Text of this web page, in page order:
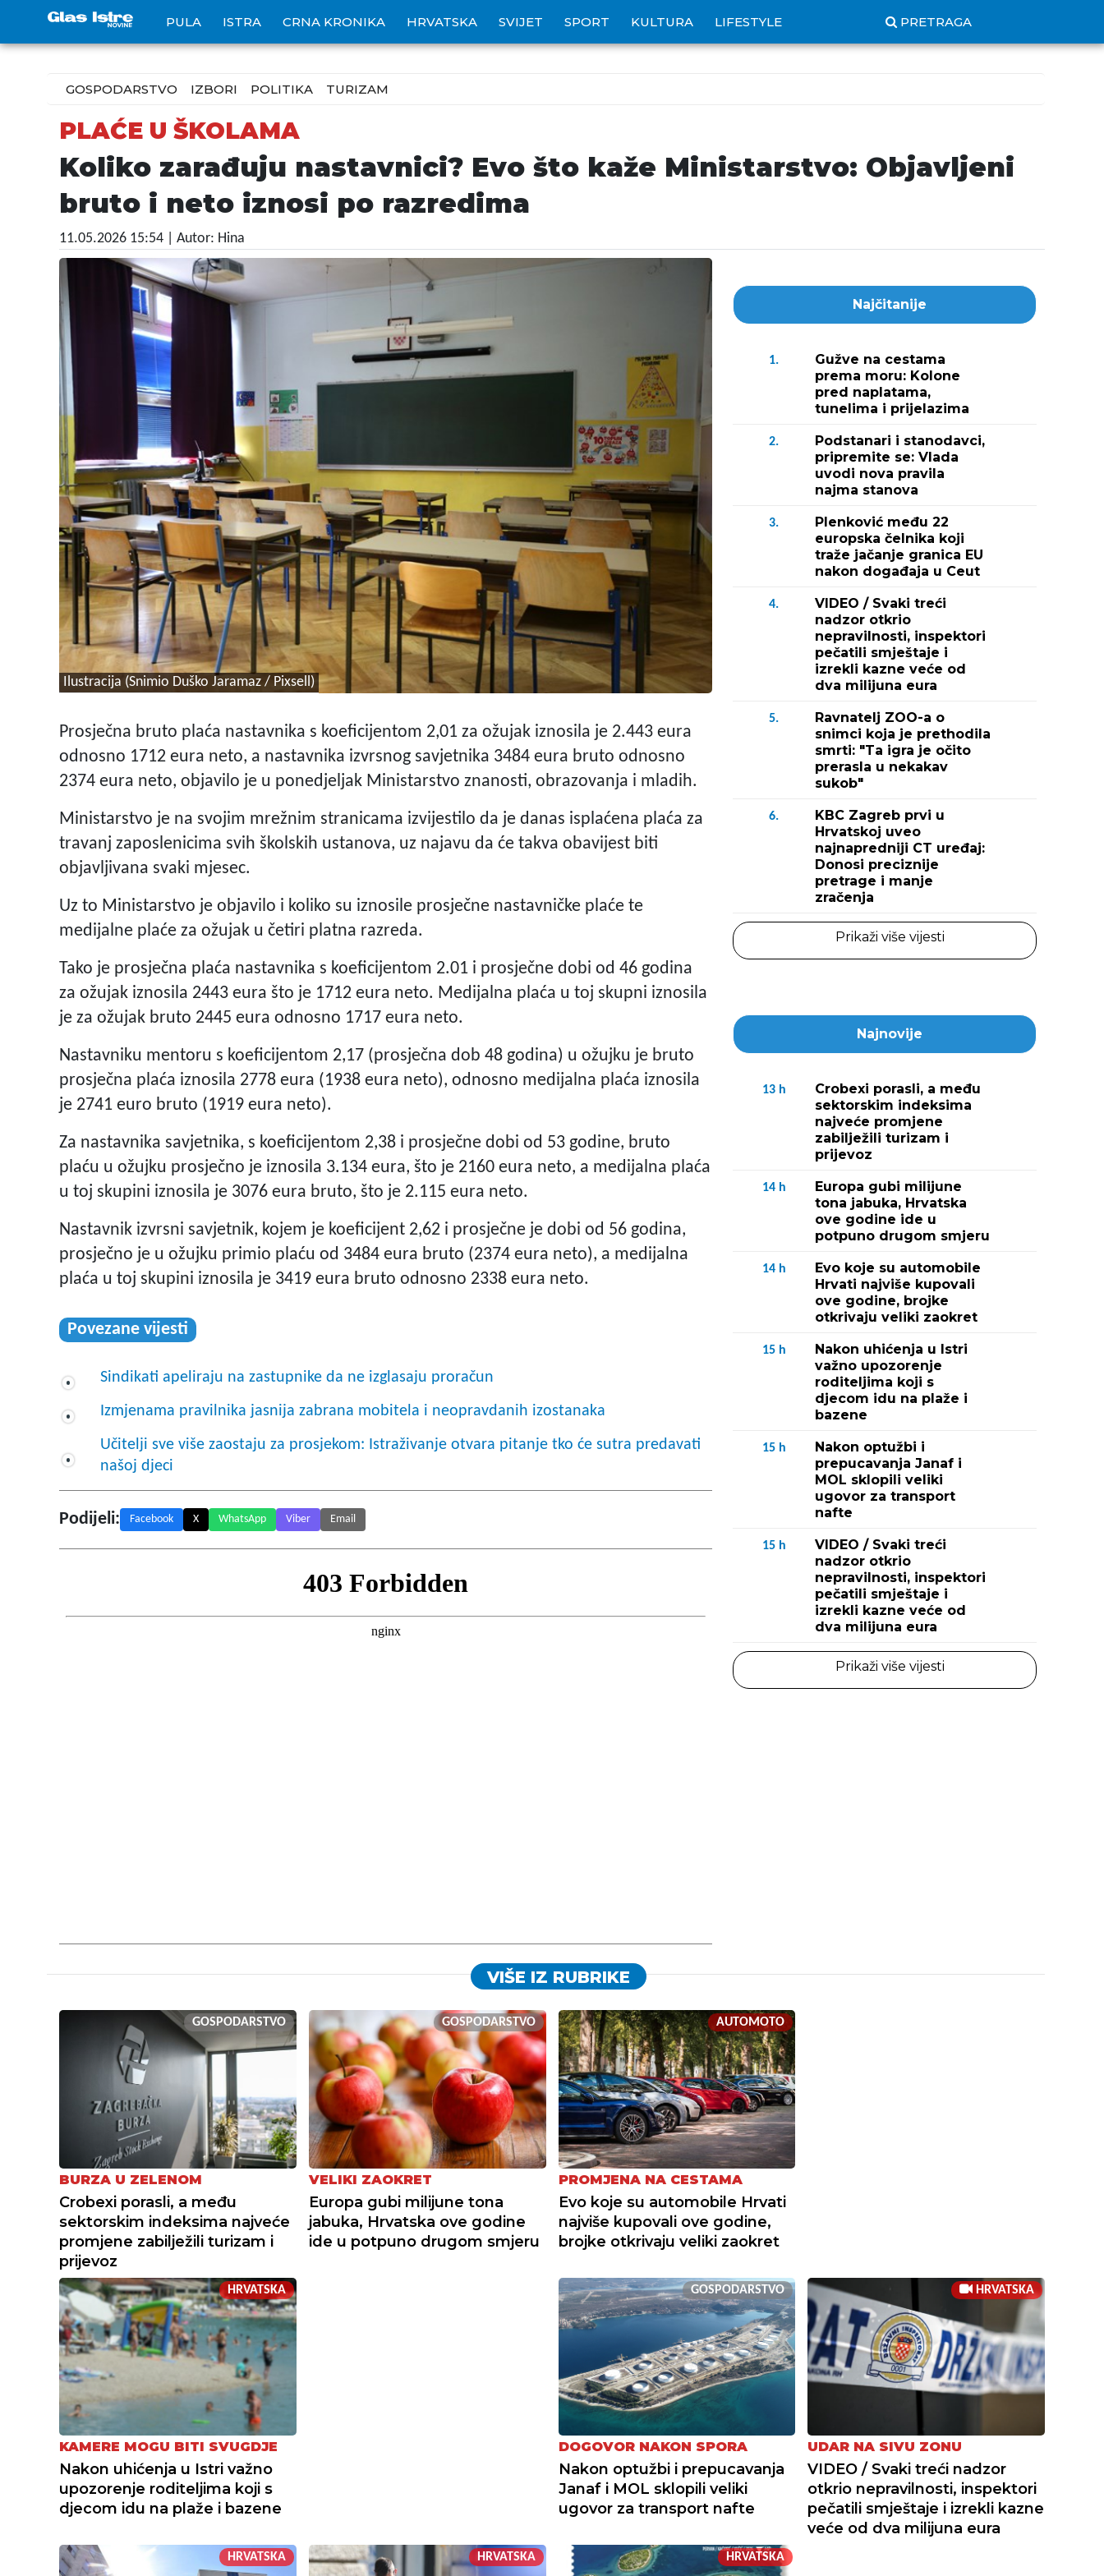
PULA ISTRA CRNA KRONIKA HRVATSKA SVIJET SPORT KULTURA LIFESTYLE PRETRAGA
GOSPODARSTVO IZBORI POLITIKA TURIZAM
PLAĆE U ŠKOLAMA
Koliko zarađuju nastavnici? Evo što kaže Ministarstvo: Objavljeni
bruto i neto iznosi po razredima
11.05.2026 15:54 | Autor: Hina
Ilustracija (Snimio Duško Jaramaz / Pixsell)
Prosječna bruto plaća nastavnika s koeficijentom 2,01 za ožujak iznosila je 2.443 eura
odnosno 1712 eura neto, a nastavnika izvrsnog savjetnika 3484 eura bruto odnosno
2374 eura neto, objavilo je u ponedjeljak Ministarstvo znanosti, obrazovanja i mladih.
Ministarstvo je na svojim mrežnim stranicama izvijestilo da je danas isplaćena plaća za
travanj zaposlenicima svih školskih ustanova, uz najavu da će takva obavijest biti
objavljivana svaki mjesec.
Uz to Ministarstvo je objavilo i koliko su iznosile prosječne nastavničke plaće te
medijalne plaće za ožujak u četiri platna razreda.
Tako je prosječna plaća nastavnika s koeficijentom 2.01 i prosječne dobi od 46 godina
za ožujak iznosila 2443 eura što je 1712 eura neto. Medijalna plaća u toj skupni iznosila
je za ožujak bruto 2445 eura odnosno 1717 eura neto.
Nastavniku mentoru s koeficijentom 2,17 (prosječna dob 48 godina) u ožujku je bruto
prosječna plaća iznosila 2778 eura (1938 eura neto), odnosno medijalna plaća iznosila
je 2741 euro bruto (1919 eura neto).
Za nastavnika savjetnika, s koeficijentom 2,38 i prosječne dobi od 53 godine, bruto
plaću u ožujku prosječno je iznosila 3.134 eura, što je 2160 eura neto, a medijalna plaća
u toj skupini iznosila je 3076 eura bruto, što je 2.115 eura neto.
Nastavnik izvrsni savjetnik, kojem je koeficijent 2,62 i prosječne je dobi od 56 godina,
prosječno je u ožujku primio plaću od 3484 eura bruto (2374 eura neto), a medijalna
plaća u toj skupini iznosila je 3419 eura bruto odnosno 2338 eura neto.
Povezane vijesti
Sindikati apeliraju na zastupnike da ne izglasaju proračun
Izmjenama pravilnika jasnija zabrana mobitela i neopravdanih izostanaka
Učitelji sve više zaostaju za prosjekom: Istraživanje otvara pitanje tko će sutra predavati
našoj djeci
Podijeli: Facebook X WhatsApp Viber Email
Najčitanije
1.
Gužve na cestama
prema moru: Kolone
pred naplatama,
tunelima i prijelazima
2.
Podstanari i stanodavci,
pripremite se: Vlada
uvodi nova pravila
najma stanova
3.
Plenković među 22
europska čelnika koji
traže jačanje granica EU
nakon događaja u Ceut
4.
VIDEO / Svaki treći
nadzor otkrio
nepravilnosti, inspektori
pečatili smještaje i
izrekli kazne veće od
dva milijuna eura
5.
Ravnatelj ZOO-a o
snimci koja je prethodila
smrti: "Ta igra je očito
prerasla u nekakav
sukob"
6.
KBC Zagreb prvi u
Hrvatskoj uveo
najnapredniji CT uređaj:
Donosi preciznije
pretrage i manje
zračenja
Prikaži više vijesti
Najnovije
13 h
Crobexi porasli, a među
sektorskim indeksima
najveće promjene
zabilježili turizam i
prijevoz
14 h
Europa gubi milijune
tona jabuka, Hrvatska
ove godine ide u
potpuno drugom smjeru
14 h
Evo koje su automobile
Hrvati najviše kupovali
ove godine, brojke
otkrivaju veliki zaokret
15 h
Nakon uhićenja u Istri
važno upozorenje
roditeljima koji s
djecom idu na plaže i
bazene
15 h
Nakon optužbi i
prepucavanja Janaf i
MOL sklopili veliki
ugovor za transport
nafte
15 h
VIDEO / Svaki treći
nadzor otkrio
nepravilnosti, inspektori
pečatili smještaje i
izrekli kazne veće od
dva milijuna eura
Prikaži više vijesti
VIŠE IZ RUBRIKE
GOSPODARSTVO
BURZA U ZELENOM
Crobexi porasli, a među
sektorskim indeksima najveće
promjene zabilježili turizam i
prijevoz
GOSPODARSTVO
VELIKI ZAOKRET
Europa gubi milijune tona
jabuka, Hrvatska ove godine
ide u potpuno drugom smjeru
AUTOMOTO
PROMJENA NA CESTAMA
Evo koje su automobile Hrvati
najviše kupovali ove godine,
brojke otkrivaju veliki zaokret
HRVATSKA
KAMERE MOGU BITI SVUGDJE
Nakon uhićenja u Istri važno
upozorenje roditeljima koji s
djecom idu na plaže i bazene
GOSPODARSTVO
DOGOVOR NAKON SPORA
Nakon optužbi i prepucavanja
Janaf i MOL sklopili veliki
ugovor za transport nafte
HRVATSKA
UDAR NA SIVU ZONU
VIDEO / Svaki treći nadzor
otkrio nepravilnosti, inspektori
pečatili smještaje i izrekli kazne
veće od dva milijuna eura
HRVATSKA HRVATSKA HRVATSKA